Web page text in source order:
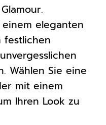
eleganten
Wählen Sie eine
mit einem
Ihren Look zu